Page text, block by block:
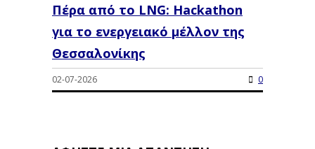
Πέρα από το LNG: Hackathon
για το ενεργειακό μέλλον της
Θεσσαλονίκης
02-07-2026 0